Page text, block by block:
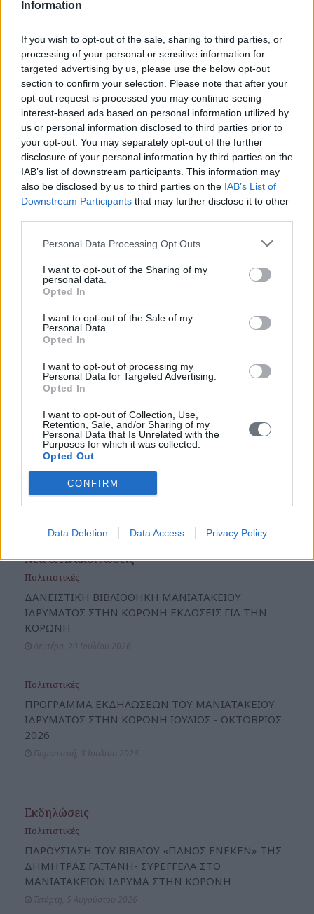
Information
If you wish to opt-out of the sale, sharing to third parties, or
processing of your personal or sensitive information for
targeted advertising by us, please use the below opt-out
section to confirm your selection. Please note that after your
opt-out request is processed you may continue seeing
interest-based ads based on personal information utilized by
us or personal information disclosed to third parties prior to
your opt-out. You may separately opt-out of the further
disclosure of your personal information by third parties on the
IAB’s list of downstream participants. This information may
also be disclosed by us to third parties on the IAB’s List of
Downstream Participants that may further disclose it to other
Personal Data Processing Opt Outs
I want to opt-out of the Sharing of my
personal data.
Opted In
I want to opt-out of the Sale of my
Personal Data.
Opted In
I want to opt-out of processing my
Personal Data for Targeted Advertising.
Opted In
I want to opt-out of Collection, Use,
Retention, Sale, and/or Sharing of my
Personal Data that Is Unrelated with the
Purposes for which it was collected.
Opted Out
CONFIRM
Data Deletion Data Access Privacy Policy
5. Μαρίνα Παπατσώνη, Διευθύντρια Μάρκετινγκ και
Ανάπτυξης TEMES A.E., χορηγός
6. Ελένη Βολονάκη, Καθηγήτρια Πανεπιστήμιου
Πελοποννήσου (Καλαμάτα), συντονίστρια ομάδας εργασίας
KALAMATA:21
7. Ηλία Σκενδερίδη, Σύμβουλος Ψηφιακής Στρατηγικής,
Συντονιστής DigiKa
8. Φιλάρετο Βούρκο Εκπαιδευτής νεολαίας, Εταίρος
ACADEMY:21
9.Κατερίνα Βίγκου, δασκάλα, εθελόντρια KALAMATA:21, μέλος
της εκπαιδευτικής ομάδας:21
10. Αθανασία/Νάνσυ Κανελλοπούλου, Διαχείριση Πολιτισμού -
MSc Περιβάλλον και Ανάπτυξη (ΕΜΠ), εθελόντρια-
Αναπληρωματικό μέλος είναι η Γεωργία Γιαννακέα, Υπεύθυνη
Επικοινωνίας και διεθνών σχέσεων KALAMATA:21.
Η κεντρική ιδέα της υποψηφιότητας της Καλαμάτας
αντανακλάται στο σύνθημα «Kalamata Rising». Είναι μια πόλη
που αναδύεται, που ανατέλλει, που ανέρχεται, που
κινητοποιείται…
Νέα & Ανακοινώσεις
Κοινωνικές
200 Χρόνια από την Εθνική Παλιγγενεσία: «Ιστορική
Νέα & Ανακοινώσεις
Πολιτιστικές
ΔΑΝΕΙΣΤΙΚΗ ΒΙΒΛΙΟΘΗΚΗ ΜΑΝΙΑΤΑΚΕΙΟΥ
ΙΔΡΥΜΑΤΟΣ ΣΤΗΝ ΚΟΡΩΝΗ ΕΚΔΟΣΕΙΣ ΓΙΑ ΤΗΝ
ΚΟΡΩΝΗ
Πολιτιστικές
ΠΡΟΓΡΑΜΜΑ ΕΚΔΗΛΩΣΕΩΝ ΤΟΥ ΜΑΝΙΑΤΑΚΕΙΟΥ
ΙΔΡΥΜΑΤΟΣ ΣΤΗΝ ΚΟΡΩΝΗ ΙΟΥΛΙΟΣ - ΟΚΤΩΒΡΙΟΣ
2026
Εκδηλώσεις
Πολιτιστικές
ΠΑΡΟΥΣΙΑΣΗ ΤΟΥ ΒΙΒΛΙΟΥ «ΠΑΝΟΣ ΕΝΕΚΕΝ» ΤΗΣ
ΔΗΜΗΤΡΑΣ ΓΑΪΤΑΝΗ- ΣΥΡΕΓΓΕΛΑ ΣΤΟ
ΜΑΝΙΑΤΑΚΕΙΟΝ ΙΔΡΥΜΑ ΣΤΗΝ ΚΟΡΩΝΗ